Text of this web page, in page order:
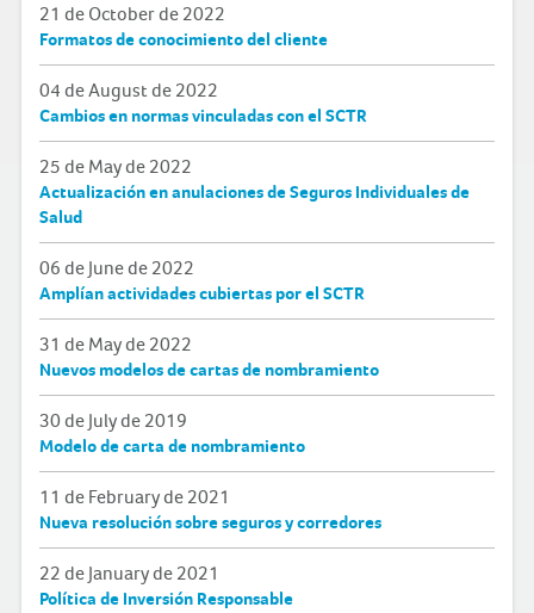
21 de October de 2022
Formatos de conocimiento del cliente
04 de August de 2022
Cambios en normas vinculadas con el SCTR
25 de May de 2022
Actualización en anulaciones de Seguros Individuales de
Salud
06 de June de 2022
Amplían actividades cubiertas por el SCTR
31 de May de 2022
Nuevos modelos de cartas de nombramiento
30 de July de 2019
Modelo de carta de nombramiento
11 de February de 2021
Nueva resolución sobre seguros y corredores
22 de January de 2021
Política de Inversión Responsable